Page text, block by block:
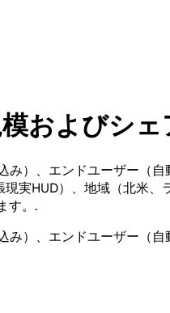
およびシ
み）、エンドユーザー（
実HUD）、地域（北米
。 .
み）、エンドユーザー（